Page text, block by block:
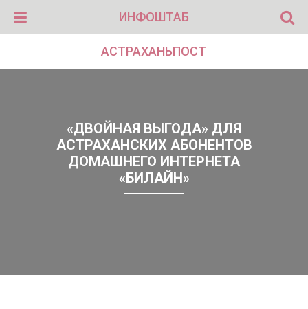
ИНФОШТАБ
АСТРАХАНЬПОСТ
«ДВОЙНАЯ ВЫГОДА» ДЛЯ
АСТРАХАНСКИХ АБОНЕНТОВ
ДОМАШНЕГО ИНТЕРНЕТА
«БИЛАЙН»